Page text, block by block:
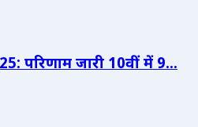
परिणाम जारी 10वीं में 9...